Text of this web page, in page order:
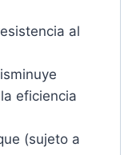
al
eficiencia
(sujeto a